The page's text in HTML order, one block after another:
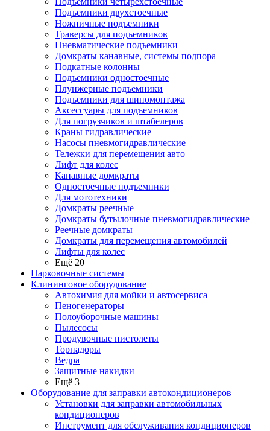
Подъемники двухстоечные
Ножничные подъемники
Траверсы для подъемников
Пневматические подъемники
Домкраты канавные, системы подпора
Подкатные колонны
Подъемники одностоечные
Плунжерные подъемники
Подъемники для шиномонтажа
Аксессуары для подъемников
Для погрузчиков и штабелеров
Краны гидравлические
Насосы пневмогидравлические
Тележки для перемещения авто
Лифт для колес
Канавные домкраты
Одностоечные подъемники
Для мототехники
Домкраты реечные
Домкраты бутылочные пневмогидравлические
Реечные домкраты
Домкраты для перемещения автомобилей
Лифты для колес
Ещё 20
Парковочные системы
Клининговое оборудование
Автохимия для мойки и автосервиса
Пеногенераторы
Полоуборочные машины
Пылесосы
Продувочные пистолеты
Торнадоры
Ведра
Защитные накидки
Ещё 3
Оборудование для заправки автокондиционеров
Установки для заправки автомобильных
кондиционеров
Инструмент для обслуживания кондиционеров